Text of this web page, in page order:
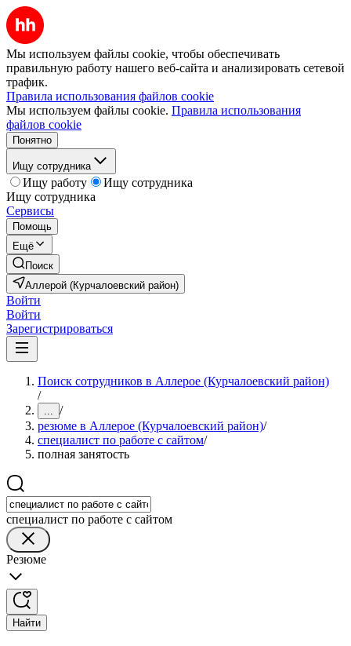
Мы используем файлы cookie, чтобы обеспечивать
правильную работу нашего веб-сайта и анализировать сетевой
трафик.
Правила использования файлов cookie
Мы используем файлы cookie. Правила использования
файлов cookie
Понятно
Ищу сотрудника
Ищу работу
Ищу сотрудника
Ищу сотрудника
Сервисы
Помощь
Ещё
Поиск
Аллерой (Курчалоевский район)
Войти
Войти
Зарегистрироваться
Поиск сотрудников в Аллерое (Курчалоевский район)
/
... /
резюме в Аллерое (Курчалоевский район)/
специалист по работе с сайтом/
полная занятость
специалист по работе с сайтом
Резюме
Найти